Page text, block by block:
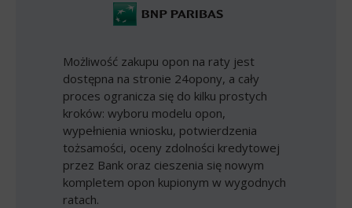
Możliwość zakupu opon na raty jest
dostępna na stronie 24opony, a cały
proces ogranicza się do kilku prostych
kroków: wyboru modelu opon,
wypełnienia wniosku, potwierdzenia
tożsamości, oceny zdolności kredytowej
przez Bank oraz cieszenia się nowym
kompletem opon kupionym w wygodnych
ratach.